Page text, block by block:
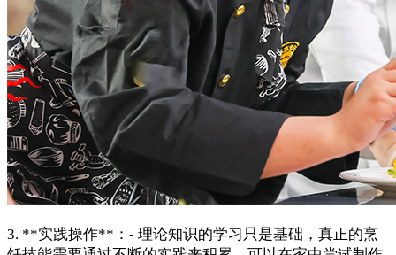
3. **实践操作**：- 理论知识的学习只是基础，真正的烹